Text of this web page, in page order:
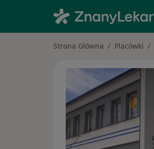
Strona Główna Placówki